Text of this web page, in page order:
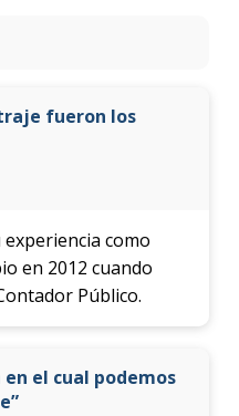
fueron los
como
en 2012 cuando
Público.
el cual podemos